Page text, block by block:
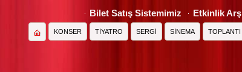
Etkinlik
Bilet Satış Sistemimiz
TOPLANTI
SİNEMA
SERGİ
TİYATRO
KONSER